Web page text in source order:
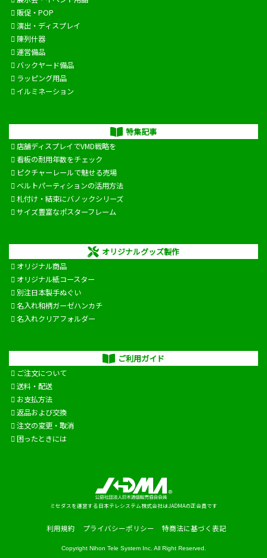
販促・POP
演出・ディスプレイ
陳列什器
運営備品
バックヤード備品
ラッピング用品
イルミネーション
特集記事
店舗ディスプレイでVMD戦略を
看板の耐用年数をチェック
ピクチャーレールで魅せる売場
ベルトパーティションの活用方法
札付け・結束にバノックシリーズ
サイズ豊富なポスターフレーム
オリジナルグッズ製作
オリジナル商品
オリジナル紙コースター
別注日本製手ぬぐい
名入れ和柄ガーゼハンカチ
名入れクリアフォルダー
ご利用ガイド
ご注文について
送料・配送
お支払方法
返品および交換
注文の変更・取消
困ったときには
ミセダスを運営する日本テレシステム株式会社はJADMAの正会員です
利用規約 プライバシーポリシー 特商法に基づく表記
Copyright Nihon Tele System Inc. All Right Reserved.